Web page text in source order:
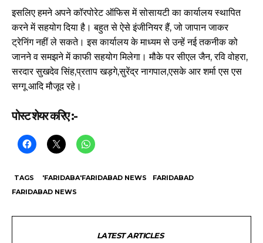
इसलिए हमने अपने कॉरपोरेट ऑफिस में सोसायटी का कार्यालय स्थापित
करने में सहयोग दिया है। बहुत से ऐसे इंजीनियर हैं, जो जापान जाकर
ट्रेनिंग नहीं ले सकते। इस कार्यालय के माध्यम से उन्हें नई तकनीक को
जानने व समझने में काफी सहयोग मिलेगा। मौके पर सीएल जैन, रवि वोहरा,
सरदार सुखदेव सिंह,प्रताप खड़गे,सुरेंद्र नागपाल,एसके आर शर्मा एस एस
सग्गू आदि मौजूद रहे।
पोस्ट शेयर करिए :-
TAGS 'FARIDABA'FARIDABAD NEWS
FARIDABAD
FARIDABAD NEWS
LATEST ARTICLES